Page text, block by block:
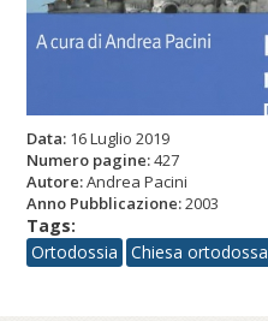
Data: 16 Luglio 2019
Numero pagine:427
Autore:Andrea Pacini
Anno Pubblicazione:2003
Tags:
Ortodossia
Chiesa ortodossa